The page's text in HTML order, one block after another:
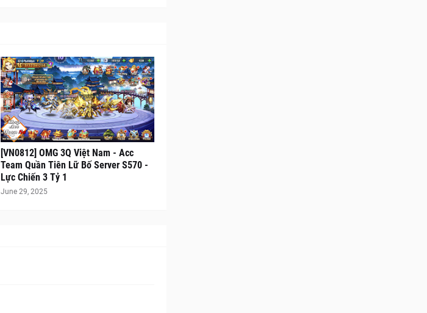
[VN0812] OMG 3Q Việt Nam - Acc
Team Quần Tiên Lữ Bố Server S570 -
Lực Chiến 3 Tỷ 1
June 29, 2025